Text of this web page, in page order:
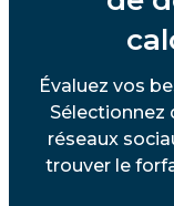
Évaluez vos
Sélectionnez
réseaux
trouver le